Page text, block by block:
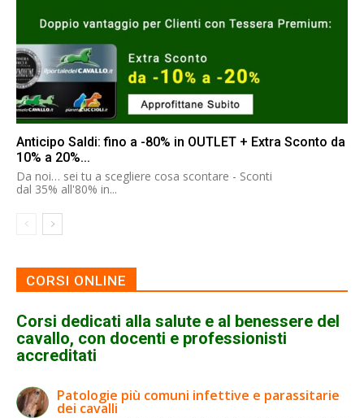
Anticipo Saldi: fino a -80% in OUTLET + Extra Sconto da
10% a 20%...
Da noi… sei tu a scegliere cosa scontare - Sconti
dal 35% all'80% in...
CORSI ONLINE
Corsi dedicati alla salute e al benessere del
cavallo, con docenti e professionisti
accreditati
Patologie più comuni infettive e parassitarie
dei cavalli